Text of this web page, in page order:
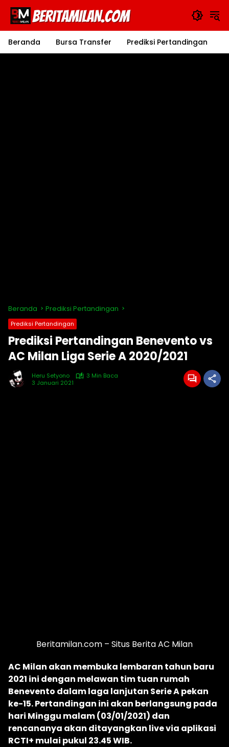
Langsung
konten
Beranda
Bursa Transfer Prediksi Pertandingan
Beranda Prediksi Pertandingan
Prediksi Pertandingan
Prediksi Pertandingan Benevento vs
AC Milan Liga Serie A 2020/2021
Heru Setyono
3 Min Baca
3 Januari 2021
Beritamilan.com – Situs Berita AC Milan
AC Milan akan membuka lembaran tahun baru
2021 ini dengan melawan tim tuan rumah
Benevento dalam laga lanjutan Serie A pekan
ke-15. Pertandingan ini akan berlangsung pada
hari Minggu malam (03/01/2021) dan
rencananya akan ditayangkan live via aplikasi
RCTI+ mulai pukul 23.45 WIB.